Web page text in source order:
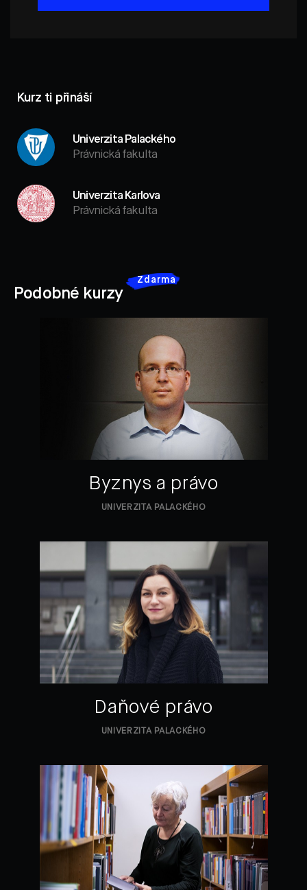
Kurz ti přináší
Univerzita Palackého
Právnická fakulta
Univerzita Karlova
Právnická fakulta
Podobné kurzy
Zdarma
Byznys a právo
UNIVERZITA PALACKÉHO
Daňové právo
UNIVERZITA PALACKÉHO